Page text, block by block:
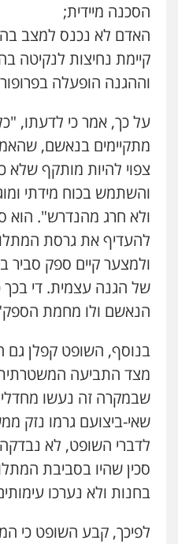
הסכנה מיידית;
האדם לא נכנס למצב
קיימת נחיצות לנקיטה
וההגנה הופעלה
על כך, אמר כי לדעתו,
מתקיימים בנאשם,
צפוי להיות מותקף שלא
והשתמש בכוח מידתי
ולא חרג מהנדרש". הוא
להעדיף את גרסת
ולמצער קיים ספק סביר
של הגנה עצמית. די בכך
הנאשם ולו מחמת
בנוסף, השופט קפלן גם
מצד התביעה
שבמקרה זה נעשו
שאי-ביצועם גרמו נזק
לדברי השופט, לא
סכין שהיו בסביבת
בחנות ולא נערכו
לפיכך, קבע השופט כי